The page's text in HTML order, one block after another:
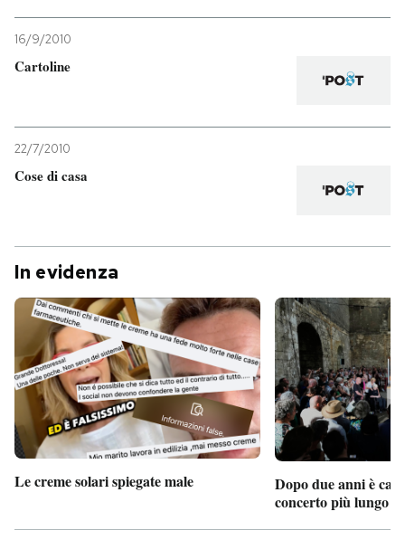
16/9/2010
Cartoline
22/7/2010
Cose di casa
In evidenza
Le creme solari spiegate male
Dopo due anni è
concerto più lungo